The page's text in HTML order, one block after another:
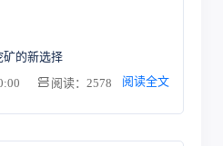
矿的新选择
阅读：2578 阅读全文